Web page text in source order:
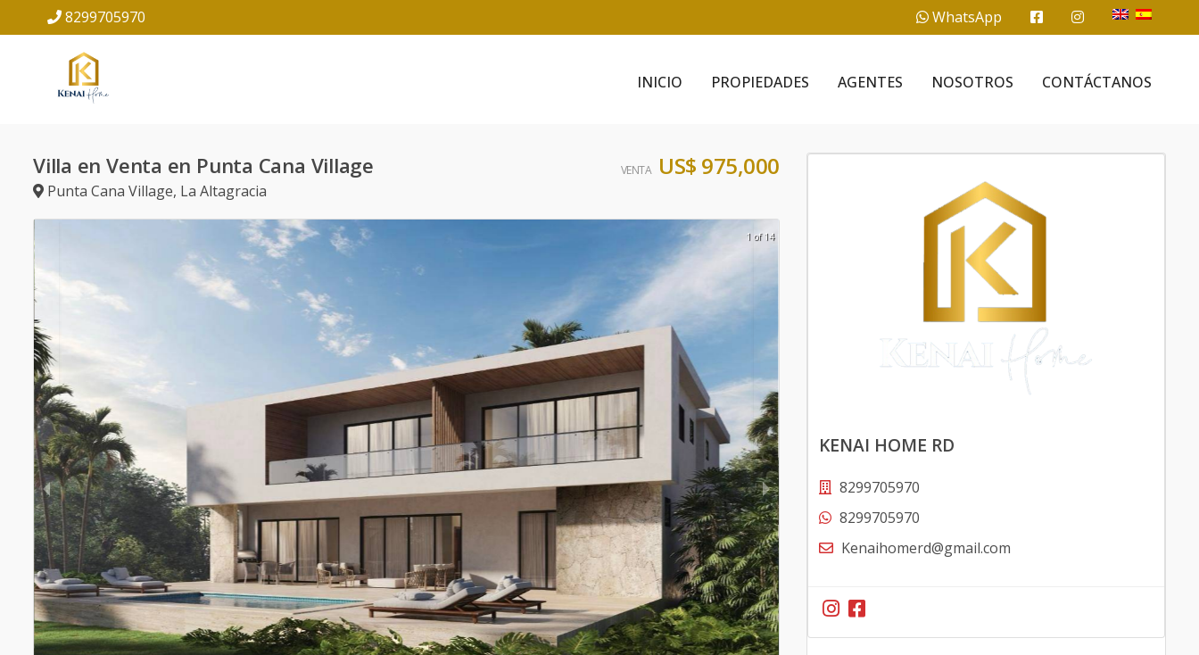
8299705970 WhatsApp
INICIO PROPIEDADES AGENTES NOSOTROS CONTÁCTANOS
Villa en Venta en Punta Cana Village
Punta Cana Village, La Altagracia
VENTA US$ 975,000
1 of 14
KENAI HOME RD
8299705970
8299705970
Kenaihomerd@gmail.com